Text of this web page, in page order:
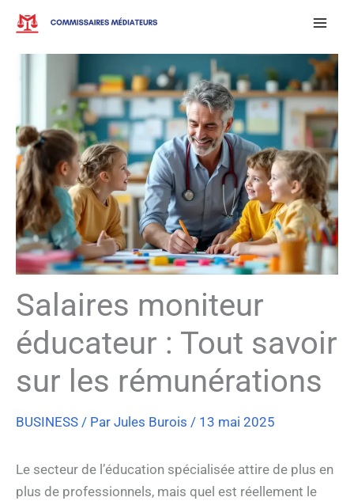
Aller
contenu
Salaires moniteur
éducateur : Tout savoir
sur les rémunérations
BUSINESS / Par Jules Burois / 13 mai 2025
Le secteur de l’éducation spécialisée attire de plus en
plus de professionnels, mais quel est réellement le